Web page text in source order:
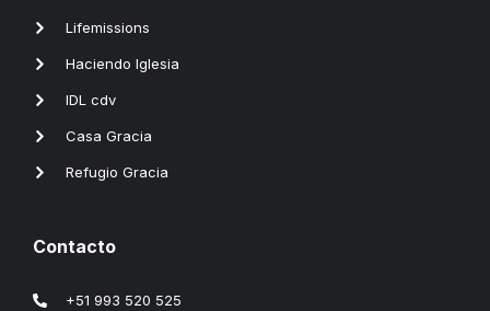
Lifemissions
Haciendo Iglesia
IDL cdv
Casa Gracia
Refugio Gracia
Contacto
+51 993 520 525